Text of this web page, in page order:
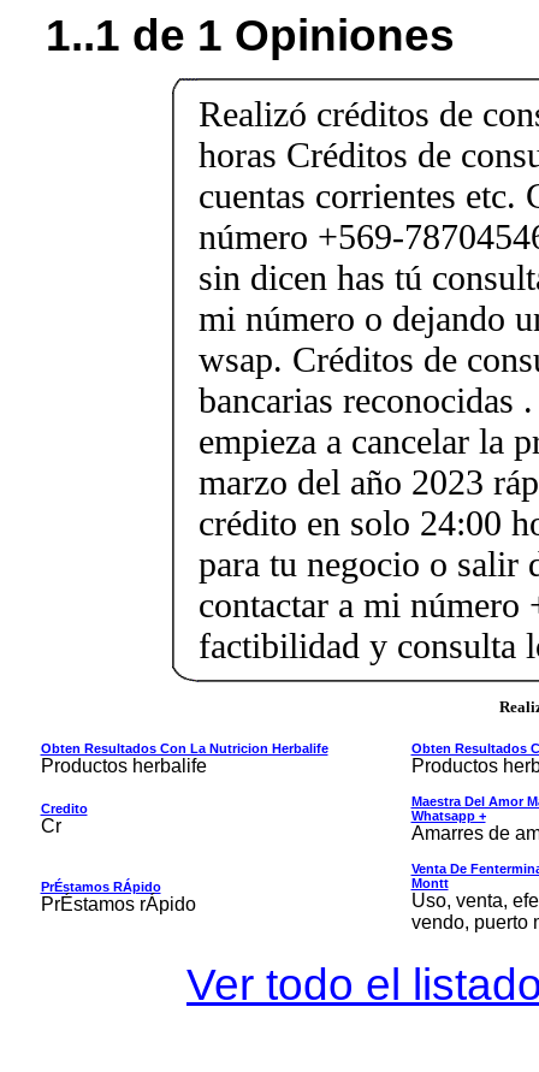
1..1 de 1 Opiniones
Realizó créditos de
horas Créditos de
cuentas corrientes etc.
número +569-
sin dicen has tú
mi número o dejando
wsap. Créditos de
bancarias reconocidas
empieza a cancelar la
marzo del año 2023
crédito en solo 24:00
para tu negocio o salir
contactar a mi número
factibilidad y consulta
Obten Resultados Con La Nutricion Herbalife
Productos herbalife
Obten Resultados
Productos
Credito
Cr
Maestra Del Amor
Whatsapp +
Amarres de
PrÉstamos RÁpido
PrÉstamos rÁpido
Venta De
Montt
Uso, venta,
vendo, puerto
Ver todo el